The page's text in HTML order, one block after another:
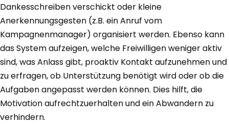
Dankesschreiben verschickt oder kleine
Anerkennungsgesten (z.B. ein Anruf vom
Kampagnenmanager) organisiert werden. Ebenso kann
das System aufzeigen, welche Freiwilligen weniger aktiv
sind, was Anlass gibt, proaktiv Kontakt aufzunehmen und
zu erfragen, ob Unterstützung benötigt wird oder ob die
Aufgaben angepasst werden können. Dies hilft, die
Motivation aufrechtzuerhalten und ein Abwandern zu
verhindern.